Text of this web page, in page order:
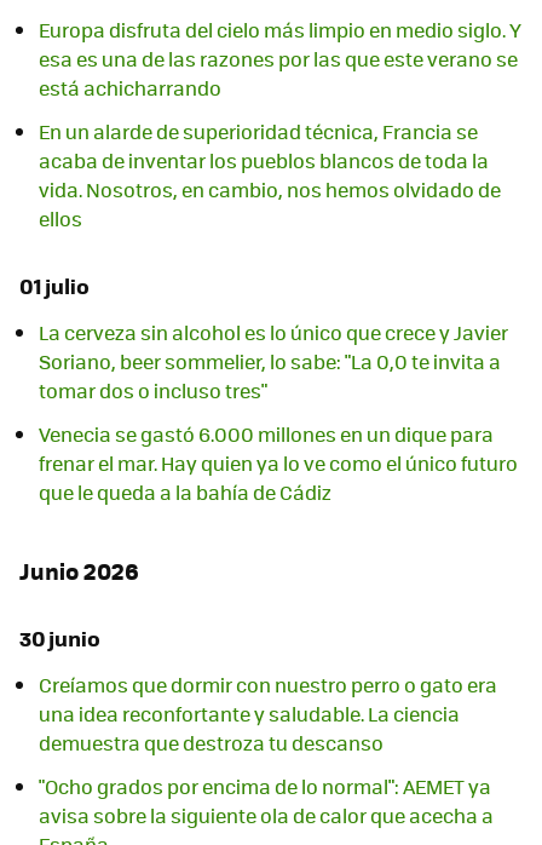
Europa disfruta del cielo más limpio en medio siglo. Y
esa es una de las razones por las que este verano se
está achicharrando
En un alarde de superioridad técnica, Francia se
acaba de inventar los pueblos blancos de toda la
vida. Nosotros, en cambio, nos hemos olvidado de
ellos
01 julio
La cerveza sin alcohol es lo único que crece y Javier
Soriano, beer sommelier, lo sabe: "La 0,0 te invita a
tomar dos o incluso tres"
Venecia se gastó 6.000 millones en un dique para
frenar el mar. Hay quien ya lo ve como el único futuro
que le queda a la bahía de Cádiz
Junio 2026
30 junio
Creíamos que dormir con nuestro perro o gato era
una idea reconfortante y saludable. La ciencia
demuestra que destroza tu descanso
"Ocho grados por encima de lo normal": AEMET ya
avisa sobre la siguiente ola de calor que acecha a